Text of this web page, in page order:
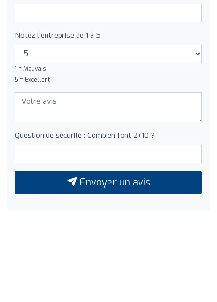
Notez l'entreprise de 1 à 5
1 = Mauvais
5 = Excellent
Question de sécurité : Combien font 2+10 ?
Envoyer un avis